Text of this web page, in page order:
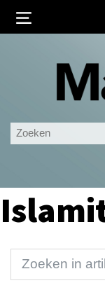
Ingelogd blijven